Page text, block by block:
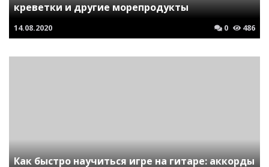
креветки и другие морепродукты
14.08.2020 0 486
Как быстро научиться игре на гитаре: аккорды